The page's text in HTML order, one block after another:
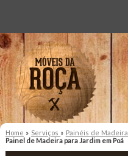
Home » Serviços » Painéis de Madeira
Painel de Madeira para Jardim em Poá